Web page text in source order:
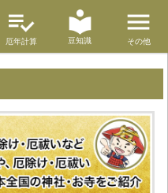
厄年計算 豆知識 その他